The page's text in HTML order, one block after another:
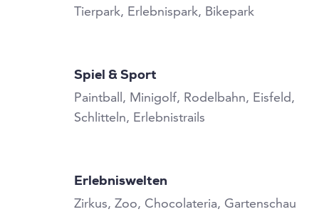
Tierpark, Erlebnispark, Bikepark
Spiel & Sport
Paintball, Minigolf, Rodelbahn, Eisfeld,
Schlitteln, Erlebnistrails
Erlebniswelten
Zirkus, Zoo, Chocolateria, Gartenschau